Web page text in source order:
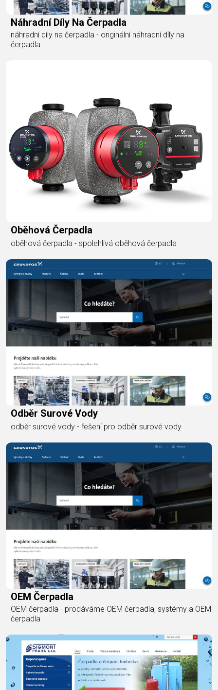
Náhradní Díly Na Čerpadla
náhradní díly na čerpadla - originální náhradní díly na
čerpadla
Oběhová Čerpadla
oběhová čerpadla - spolehlivá oběhová čerpadla
Odběr Surové Vody
odběr surové vody - řešení pro odběr surové vody
OEM Čerpadla
OEM čerpadla - prodáváme OEM čerpadla, systémy a OEM
čerpadla